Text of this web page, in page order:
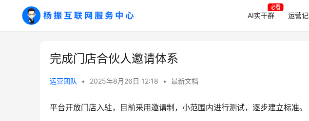
AI实干群
必看
运营
完成门店合伙人邀请体系
运营团队 • 2025年8月26日 12:18 • 最新文档
平台开放门店入驻，目前采用邀请制，小范围内进行测试，逐步建立标准。